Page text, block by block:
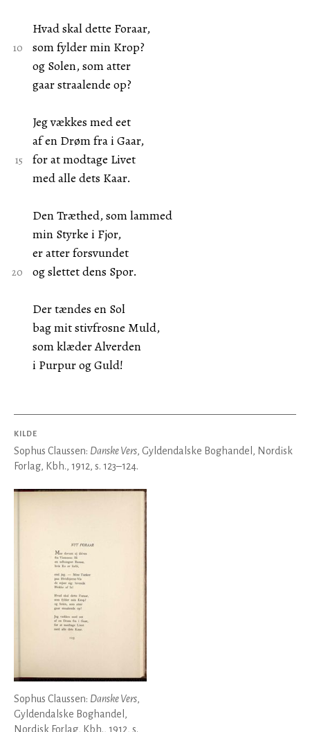
Hvad skal dette Foraar,
som fylder min Krop?
og Solen, som atter
gaar straalende op?
Jeg vækkes med eet
af en Drøm fra i Gaar,
for at modtage Livet
med alle dets Kaar.
Den Træthed, som lammed
min Styrke i Fjor,
er atter forsvundet
og slettet dens Spor.
Der tændes en Sol
bag mit stivfrosne Muld,
som klæder Alverden
i Purpur og Guld!
KILDE
Sophus Claussen: Danske Vers, Gyldendalske Boghandel, Nordisk
Forlag, Kbh., 1912, s. 123–124.
Sophus Claussen: Danske Vers,
Gyldendalske Boghandel,
Nordisk Forlag, Kbh., 1912, s.